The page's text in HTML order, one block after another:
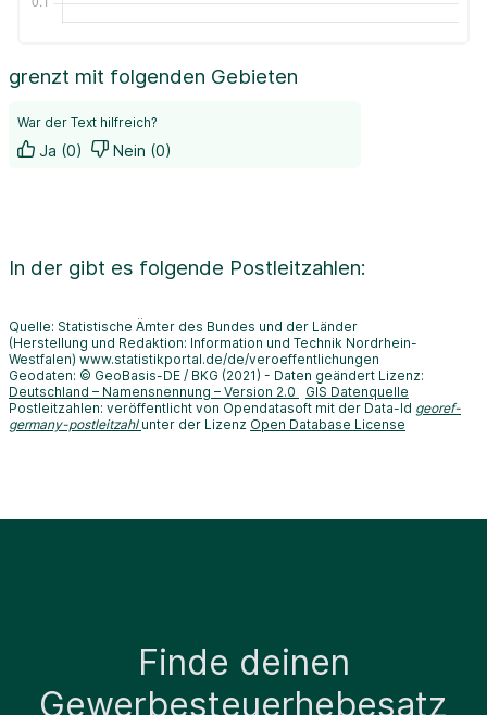
grenzt mit folgenden Gebieten
War der Text hilfreich?
Ja (0) Nein (0)
In der gibt es folgende Postleitzahlen:
Quelle: Statistische Ämter des Bundes und der Länder
(Herstellung und Redaktion: Information und Technik Nordrhein-
Westfalen) www.statistikportal.de/de/veroeffentlichungen
Geodaten: © GeoBasis-DE / BKG (2021) - Daten geändert Lizenz:
Deutschland – Namensnennung – Version 2.0
GIS Datenquelle
Postleitzahlen: veröffentlicht von Opendatasoft mit der Data-Id georef-
germany-postleitzahl unter der Lizenz Open Database License
Finde deinen
Gewerbesteuerhebesatz